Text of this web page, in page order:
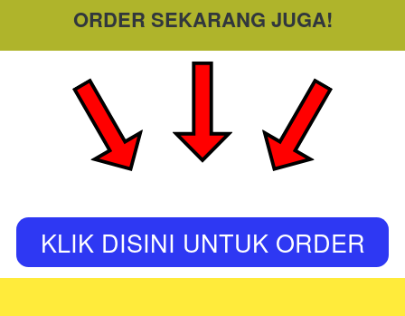
ORDER SEKARANG JUGA!
`
KLIK DISINI UNTUK ORDER